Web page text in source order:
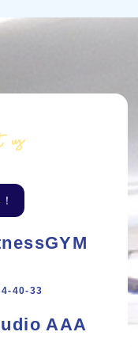
us
4-40-33
AAA